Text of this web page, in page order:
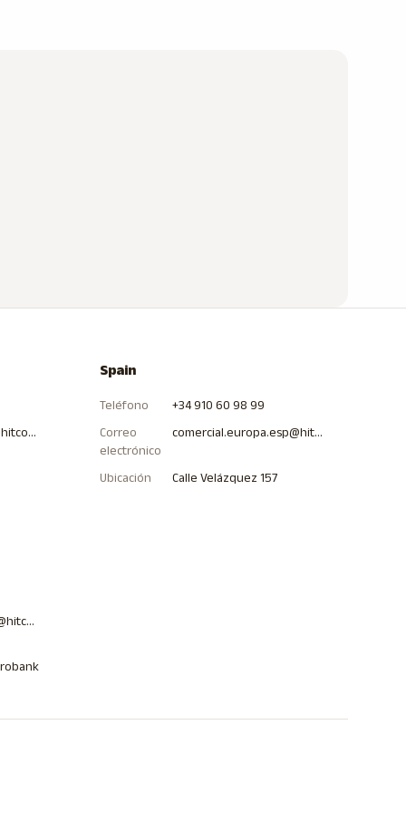
comercial.latam.col@hitcommunications.com
Spain
Teléfono
+34 910 60 98 99
Correo
electrónico
comercial.europa.esp@hitcommunications.com
Ubicación Calle Velázquez 157
comercial.latam.pan@hitcommunications.com